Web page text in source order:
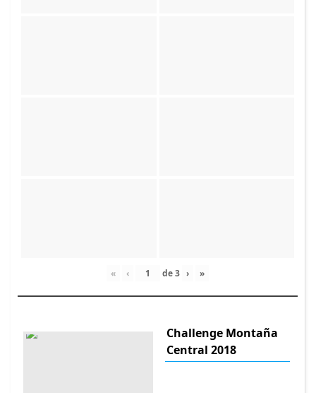
« ‹ de3 › »
Challenge Montaña
Central 2018